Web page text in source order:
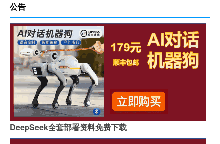
公告
DeepSeek全套部署资料免费下载